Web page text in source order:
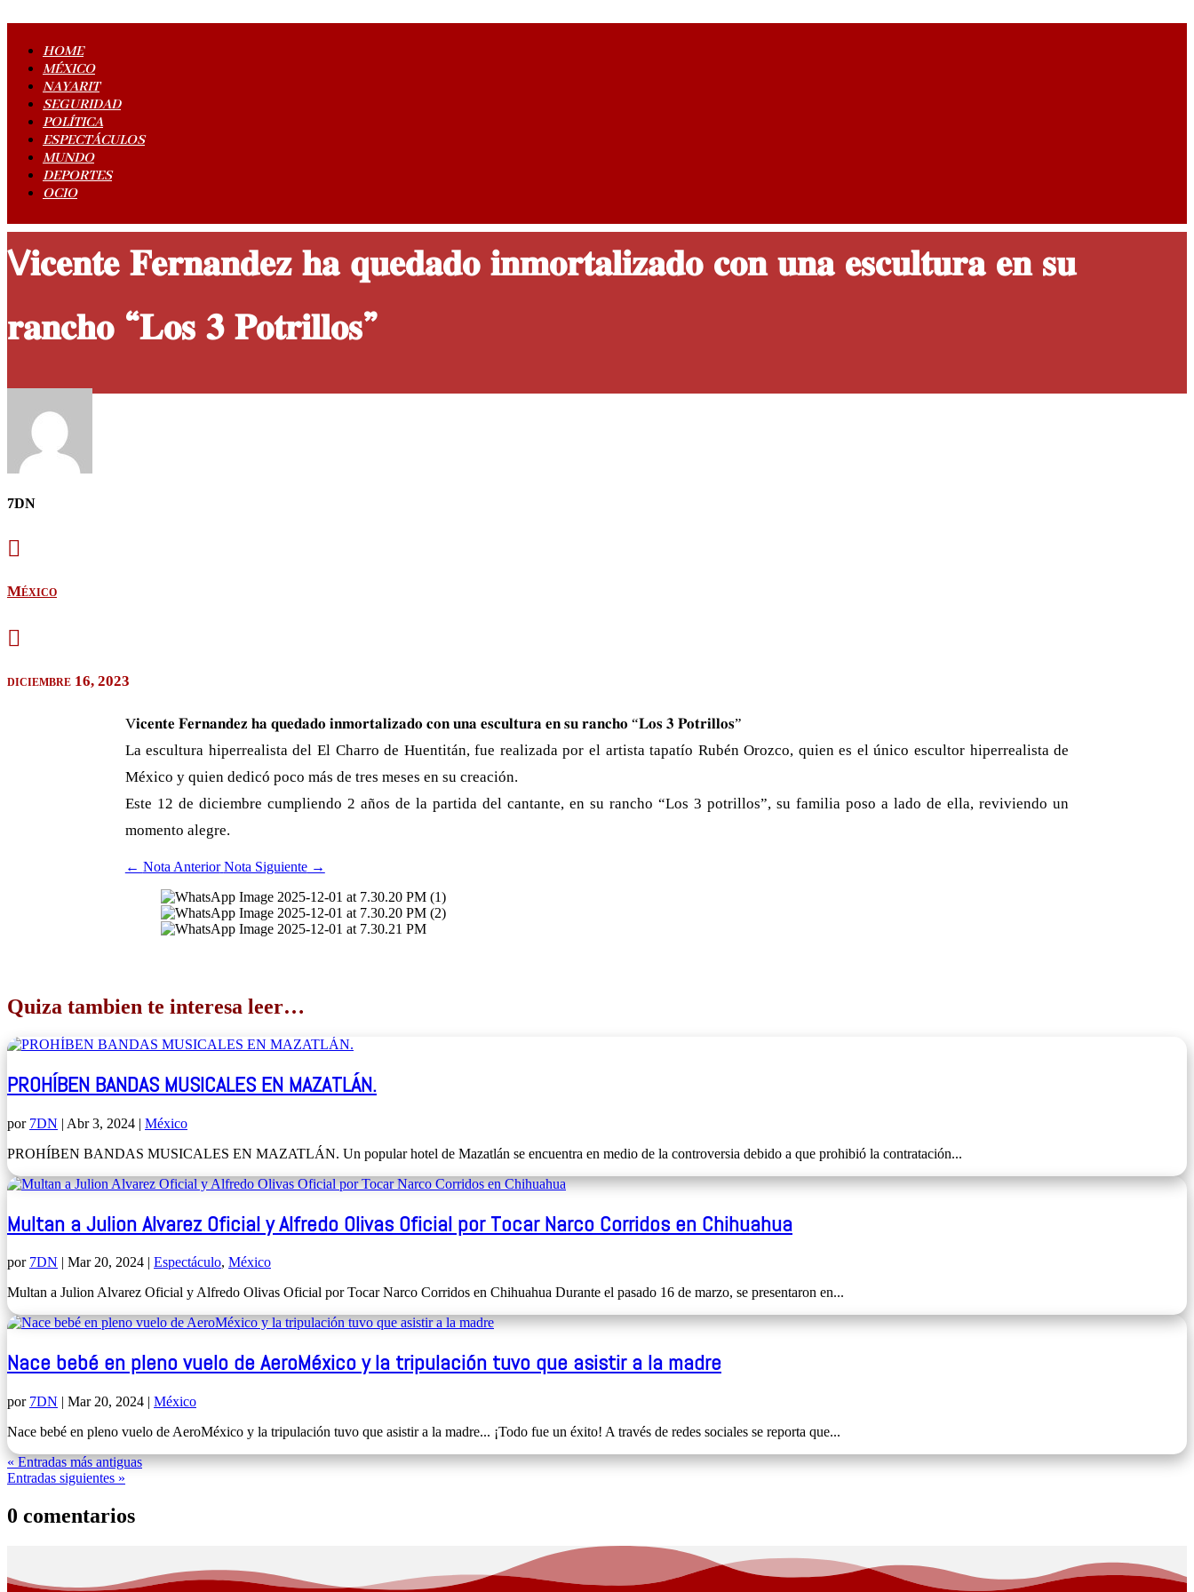
HOME
MÉXICO
NAYARIT
SEGURIDAD
POLÍTICA
ESPECTÁCULOS
MUNDO
DEPORTES
OCIO
V𝐢𝐜𝐞𝐧𝐭𝐞 𝐅𝐞𝐫𝐧𝐚𝐧𝐝𝐞𝐳 𝐡𝐚 𝐪𝐮𝐞𝐝𝐚𝐝𝐨 𝐢𝐧𝐦𝐨𝐫𝐭𝐚𝐥𝐢𝐳𝐚𝐝𝐨 𝐜𝐨𝐧 𝐮𝐧𝐚 𝐞𝐬𝐜𝐮𝐥𝐭𝐮𝐫𝐚 𝐞𝐧 𝐬𝐮
𝐫𝐚𝐧𝐜𝐡𝐨 “𝐋𝐨𝐬 𝟑 𝐏𝐨𝐭𝐫𝐢𝐥𝐥𝐨𝐬”
7DN

México

diciembre 16, 2023
V𝐢𝐜𝐞𝐧𝐭𝐞 𝐅𝐞𝐫𝐧𝐚𝐧𝐝𝐞𝐳 𝐡𝐚 𝐪𝐮𝐞𝐝𝐚𝐝𝐨 𝐢𝐧𝐦𝐨𝐫𝐭𝐚𝐥𝐢𝐳𝐚𝐝𝐨 𝐜𝐨𝐧 𝐮𝐧𝐚 𝐞𝐬𝐜𝐮𝐥𝐭𝐮𝐫𝐚 𝐞𝐧 𝐬𝐮 𝐫𝐚𝐧𝐜𝐡𝐨 “𝐋𝐨𝐬 𝟑 𝐏𝐨𝐭𝐫𝐢𝐥𝐥𝐨𝐬”
La escultura hiperrealista del El Charro de Huentitán, fue realizada por el artista tapatío Rubén Orozco, quien es el único escultor hiperrealista de
México y quien dedicó poco más de tres meses en su creación.
Este 12 de diciembre cumpliendo 2 años de la partida del cantante, en su rancho “Los 3 potrillos”, su familia poso a lado de ella, reviviendo un
momento alegre.
← Nota Anterior Nota Siguiente→
Quiza tambien te interesa leer…
PROHÍBEN BANDAS MUSICALES EN MAZATLÁN.
por 7DN | Abr 3, 2024 | México
PROHÍBEN BANDAS MUSICALES EN MAZATLÁN. Un popular hotel de Mazatlán se encuentra en medio de la controversia debido a que prohibió la contratación...
Multan a Julion Alvarez Oficial y Alfredo Olivas Oficial por Tocar Narco Corridos en Chihuahua
por 7DN | Mar 20, 2024 | Espectáculo, México
Multan a Julion Alvarez Oficial y Alfredo Olivas Oficial por Tocar Narco Corridos en Chihuahua Durante el pasado 16 de marzo, se presentaron en...
Nace bebé en pleno vuelo de AeroMéxico y la tripulación tuvo que asistir a la madre
por 7DN | Mar 20, 2024 | México
Nace bebé en pleno vuelo de AeroMéxico y la tripulación tuvo que asistir a la madre... ¡Todo fue un éxito! A través de redes sociales se reporta que...
« Entradas más antiguas
Entradas siguientes »
0 comentarios